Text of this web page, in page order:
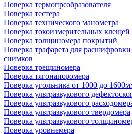
Поверка термопреобразователя
Поверка тестера
Поверка технического манометра
Поверка токоизмерительных клещей
Поверка толщиномера покрытий
Поверка трафарета для
снимков
Поверка трещиномера
Поверка тягонапоромера
Поверка угольника от 1000 до
Поверка ультразвукового
Поверка ультразвукового
Поверка ультразвукового твердомера
Поверка ультразвукового
Поверка уровнемера